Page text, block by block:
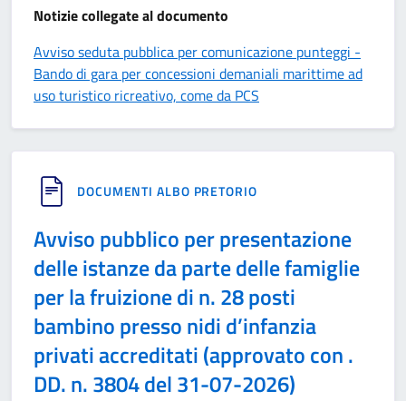
Notizie collegate al documento
Avviso seduta pubblica per comunicazione punteggi -
Bando di gara per concessioni demaniali marittime ad
uso turistico ricreativo, come da PCS
DOCUMENTI ALBO PRETORIO
Avviso pubblico per presentazione
delle istanze da parte delle famiglie
per la fruizione di n. 28 posti
bambino presso nidi d’infanzia
privati accreditati (approvato con .
DD. n. 3804 del 31-07-2026)